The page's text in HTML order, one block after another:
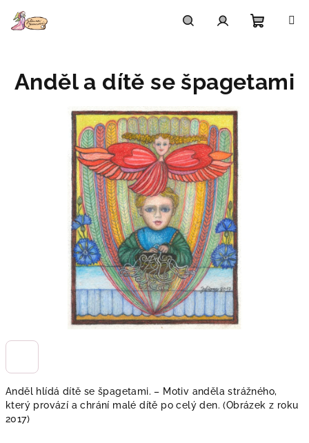
obsah
košík
Anděl hlídá dítě se špagetami. – Motiv anděla strážného,
který provází a chrání malé dítě po celý den. (Obrázek z roku
2017)
Anděl a dítě se špagetami